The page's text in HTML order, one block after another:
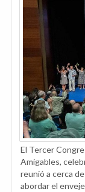
El Tercer
Amigables,
reunió a cerca
abordar el